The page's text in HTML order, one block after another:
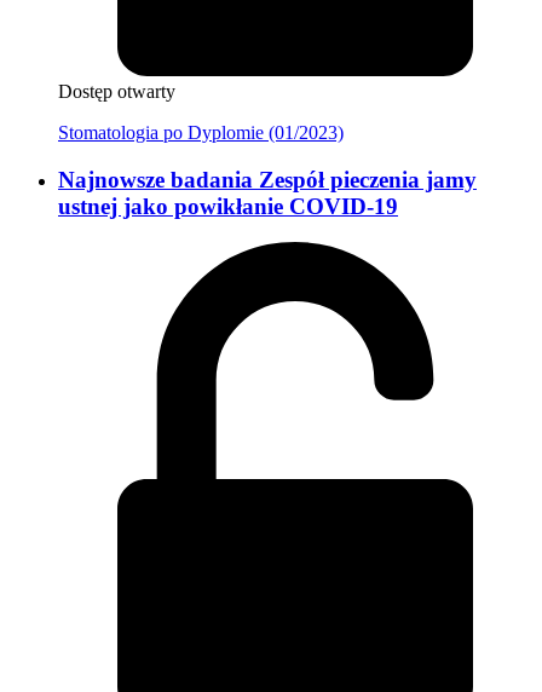
Dostęp otwarty
Stomatologia po Dyplomie (01/2023)
Najnowsze badania Zespół pieczenia jamy
ustnej jako powikłanie COVID-19